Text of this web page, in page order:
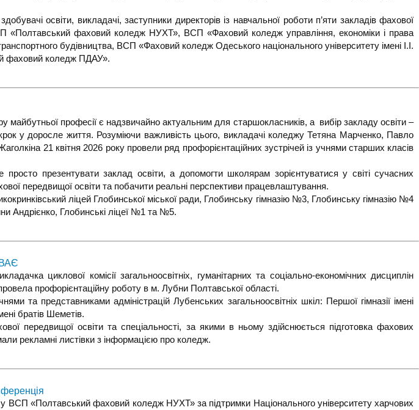
освіти, викладачі, заступники директорів із навчальної роботи п’яти закладів фахової
«Полтавський фаховий коледж НУХТ», ВСП «Фаховий коледж управління, економіки і права
будівництва, ВСП «Фаховий коледж Одеського національного університету імені І.І.
фаховий коледж ПДАУ».
майбутньої професії є надзвичайно актуальним для старшокласників, а вибір закладу освіти –
у доросле життя. Розуміючи важливість цього, викладачі коледжу Тетяна Марченко, Павло
21 квітня 2026 року провели ряд профорієнтаційних зустрічей із учнями старших класів
презентувати заклад освіти, а допомогти школярам зорієнтуватися у світі сучасних
передвищої освіти та побачити реальні перспективи працевлаштування.
ліцей Глобинської міської ради, Глобинську гімназію №3, Глобинську гімназію №4
Андрієнко, Глобинські ліцеї №1 та №5.
циклової комісії загальноосвітніх, гуманітарних та соціально-економічних дисциплін
профорієнтаційну роботу в м. Лубни Полтавської області.
та представниками адміністрацій Лубенських загальноосвітніх шкіл: Першої гімназії імені
братів Шеметів.
передвищої освіти та спеціальності, за якими в ньому здійснюється підготовка фахових
рекламні листівки з інформацією про коледж.
у ВСП «Полтавський фаховий коледж НУХТ» за підтримки Національного університету харчових